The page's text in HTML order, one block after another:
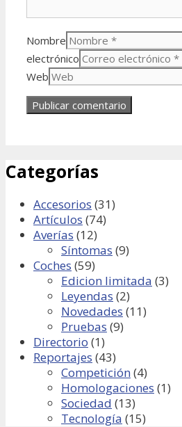
Nombre
electrónico
Web
Categorías
Accesorios (31)
Artículos (74)
Averías (12)
Síntomas (9)
Coches (59)
Edicion limitada (3)
Leyendas (2)
Novedades (11)
Pruebas (9)
Directorio (1)
Reportajes (43)
Competición (4)
Homologaciones (1)
Sociedad (13)
Tecnología (15)